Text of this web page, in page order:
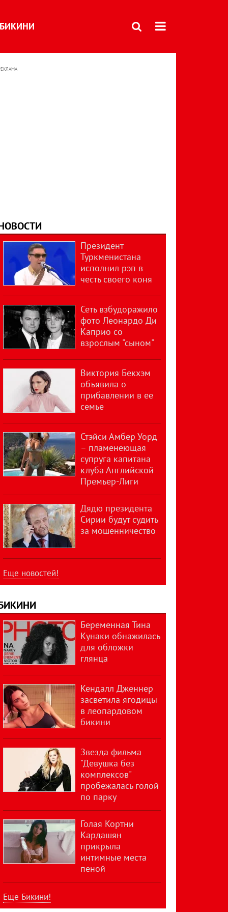
БИКИНИ
Президент
Туркменистана
исполнил рэп в
честь своего коня
Сеть взбудоражило
фото Леонардо Ди
Каприо со
взрослым "сыном"
Виктория Бекхэм
объявила о
прибавлении в ее
семье
Стэйси Амбер Уорд
– пламенеющая
супруга капитана
клуба Английской
Премьер-Лиги
Дядю президента
Сирии будут судить
за мошенничество
Еще новостей!
Беременная Тина
Кунаки обнажилась
для обложки
глянца
Кендалл Дженнер
засветила ягодицы
в леопардовом
бикини
Звезда фильма
"Девушка без
комплексов"
пробежалась голой
по парку
Голая Кортни
Кардашян
прикрыла
интимные места
пеной
Еще Бикини!